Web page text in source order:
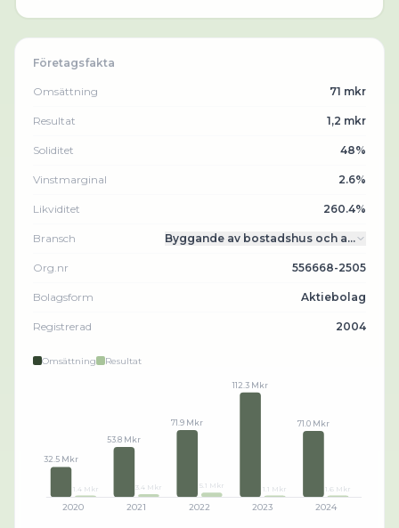
Företagsfakta
Omsättning 71 mkr
Resultat 1,2 mkr
Soliditet 48%
Vinstmarginal 2.6%
Likviditet 260.4%
Bransch Byggande av bostadshus och a…
Org.nr 556668-2505
Bolagsform Aktiebolag
Registrerad 2004
Omsättning Resultat
32.5 Mkr
1.4 Mkr
2020
53.8 Mkr
3.4 Mkr
2021
71.9 Mkr
5.1 Mkr
2022
112.3 Mkr
1.1 Mkr
2023
71.0 Mkr
1.6 Mkr
2024